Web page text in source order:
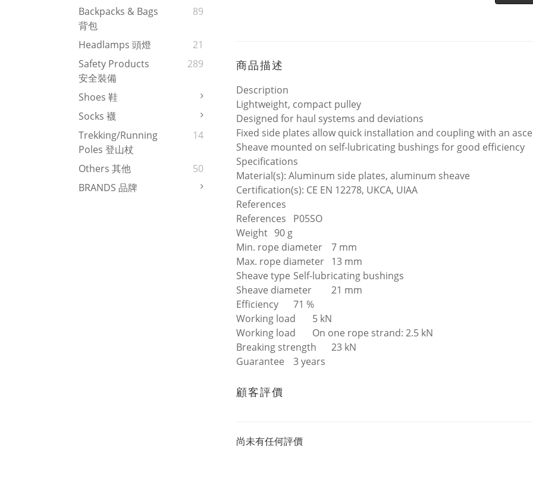
Backpacks & Bags
背包
89
Headlamps 頭燈
21
Safety Products
安全裝備
289
Shoes 鞋
Socks 襪
Trekking/Running
Poles 登山杖
14
Others 其他
50
BRANDS 品牌
商品描述
Description
Lightweight, compact pulley
Designed for haul systems and deviations
Fixed side plates allow quick installation and coupling with an
Sheave mounted on self-lubricating bushings for good efficiency
Specifications
Material(s): Aluminum side plates, aluminum sheave
Certification(s): CE EN 12278, UKCA, UIAA
References
References
P05SO
Weight 90 g
Min. rope diameter
7 mm
Max. rope diameter 13 mm
Sheave type Self-lubricating bushings
Sheave diameter
21 mm
Efficiency
71 %
Working load
5 kN
Working load
On one rope strand: 2.5 kN
Breaking strength
23 kN
Guarantee
3 years
顧客評價
尚未有任何評價